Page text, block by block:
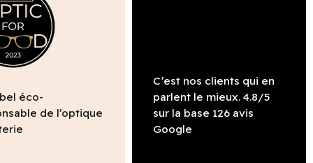
éco-
de l’optique
C’est nos clients qui en
parlent le mieux. 4.8/5
sur la base 126 avis
Google